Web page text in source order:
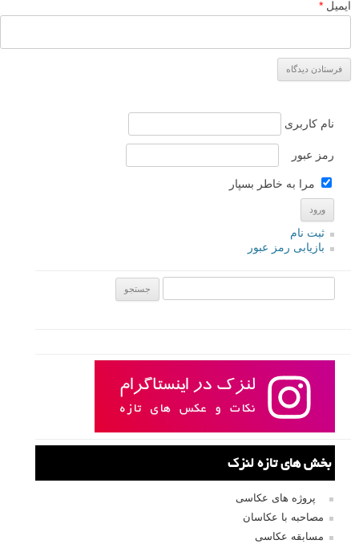
ایمیل *
نام کاربری
رمز عبور
مرا به خاطر بسپار
ثبت نام
بازیابی رمز عبور
بخش های تازه لنزک
پروژه های عکاسی
مصاحبه با عکاسان
مسابقه عکاسی